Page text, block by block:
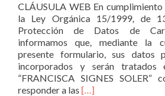
CLÁUSULA WEB En
la Ley Orgánica 15/1999, de
Protección de Datos de
informamos que, mediante la
presente formulario, sus datos
incorporados y serán
“FRANCISCA SIGNES
responder a las Leer
[…]